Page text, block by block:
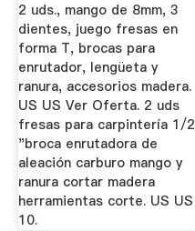
2 uds., mango de 8mm, 3
dientes, juego fresas en
forma T, brocas para
enrutador, lengüeta y
ranura, accesorios madera.
US US Ver Oferta. 2 uds
fresas para carpintería 1/2
"broca enrutadora de
aleación carburo mango y
ranura cortar madera
herramientas corte. US US
10.